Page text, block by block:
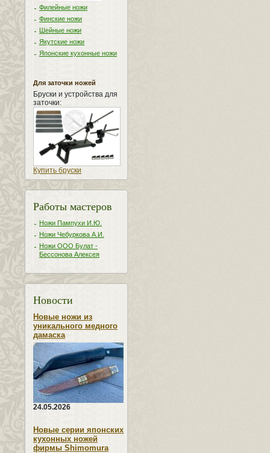
Филейные ножи
Финские ножи
Шейные ножи
Якутские ножи
Японские кухонные ножи
Для заточки ножей
Бруски и устройства для
заточки:
Купить бруски
Работы мастеров
Ножи Пампухи И.Ю.
Ножи Чебуркова А.И.
Ножи ООО Булат -
Бессонова Алексея
Новости
Новые ножи из
уникального медного
дамаска
24.05.2026
Новые серии японских
кухонных ножей
фирмы Shimomura